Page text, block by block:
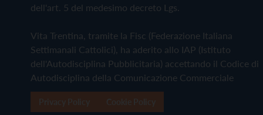
dell'art. 5 del medesimo decreto Lgs.
Vita Trentina, tramite la Fisc (Federazione Italiana
Settimanali Cattolici), ha aderito allo IAP (Istituto
dell'Autodisciplina Pubblicitaria) accettando il Codice di
Autodisciplina della Comunicazione Commerciale